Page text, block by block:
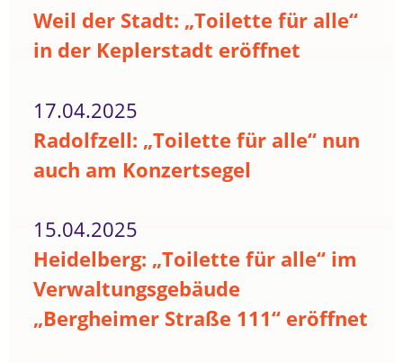
Weil der Stadt: „Toilette für alle“
in der Keplerstadt eröffnet
17.04.2025
Radolfzell: „Toilette für alle“ nun
auch am Konzertsegel
15.04.2025
Heidelberg: „Toilette für alle“ im
Verwaltungsgebäude
„Bergheimer Straße 111“ eröffnet